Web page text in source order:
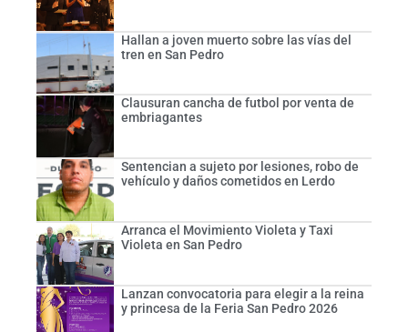
Hallan a joven muerto sobre las vías del
tren en San Pedro
Clausuran cancha de futbol por venta de
embriagantes
Sentencian a sujeto por lesiones, robo de
vehículo y daños cometidos en Lerdo
Arranca el Movimiento Violeta y Taxi
Violeta en San Pedro
Lanzan convocatoria para elegir a la reina
y princesa de la Feria San Pedro 2026